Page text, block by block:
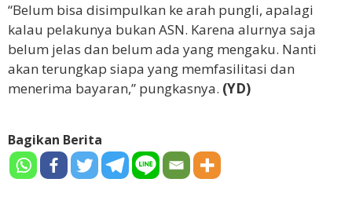
“Belum bisa disimpulkan ke arah pungli, apalagi
kalau pelakunya bukan ASN. Karena alurnya saja
belum jelas dan belum ada yang mengaku. Nanti
akan terungkap siapa yang memfasilitasi dan
menerima bayaran,” pungkasnya. (YD)
Bagikan Berita